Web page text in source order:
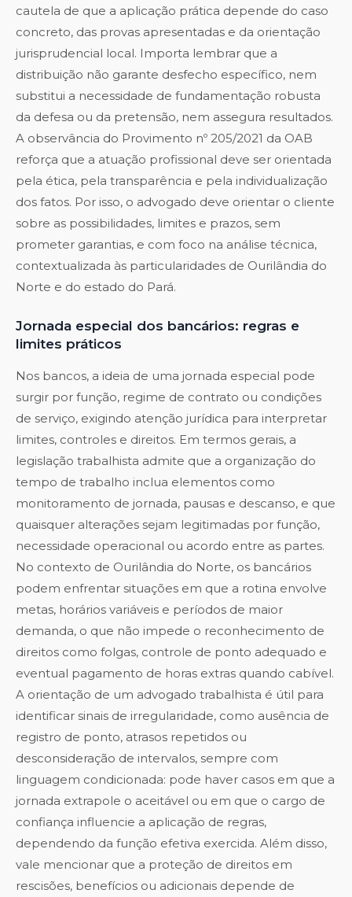
cautela de que a aplicação prática depende do caso
concreto, das provas apresentadas e da orientação
jurisprudencial local. Importa lembrar que a
distribuição não garante desfecho específico, nem
substitui a necessidade de fundamentação robusta
da defesa ou da pretensão, nem assegura resultados.
A observância do Provimento nº 205/2021 da OAB
reforça que a atuação profissional deve ser orientada
pela ética, pela transparência e pela individualização
dos fatos. Por isso, o advogado deve orientar o cliente
sobre as possibilidades, limites e prazos, sem
prometer garantias, e com foco na análise técnica,
contextualizada às particularidades de Ourilândia do
Norte e do estado do Pará.
Jornada especial dos bancários: regras e
limites práticos
Nos bancos, a ideia de uma jornada especial pode
surgir por função, regime de contrato ou condições
de serviço, exigindo atenção jurídica para interpretar
limites, controles e direitos. Em termos gerais, a
legislação trabalhista admite que a organização do
tempo de trabalho inclua elementos como
monitoramento de jornada, pausas e descanso, e que
quaisquer alterações sejam legitimadas por função,
necessidade operacional ou acordo entre as partes.
No contexto de Ourilândia do Norte, os bancários
podem enfrentar situações em que a rotina envolve
metas, horários variáveis e períodos de maior
demanda, o que não impede o reconhecimento de
direitos como folgas, controle de ponto adequado e
eventual pagamento de horas extras quando cabível.
A orientação de um advogado trabalhista é útil para
identificar sinais de irregularidade, como ausência de
registro de ponto, atrasos repetidos ou
desconsideração de intervalos, sempre com
linguagem condicionada: pode haver casos em que a
jornada extrapole o aceitável ou em que o cargo de
confiança influencie a aplicação de regras,
dependendo da função efetiva exercida. Além disso,
vale mencionar que a proteção de direitos em
rescisões, benefícios ou adicionais depende de